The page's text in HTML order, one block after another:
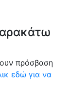
πρόσβαση
εδώ για να